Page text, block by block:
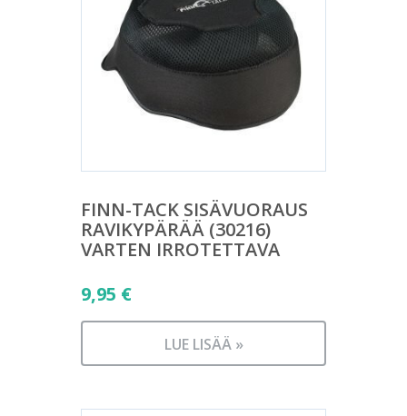
FINN-TACK SISÄVUORAUS
RAVIKYPÄRÄÄ (30216)
VARTEN IRROTETTAVA
9,95 €
LUE LISÄÄ »